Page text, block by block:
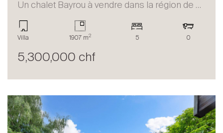
Un chalet Bayrou à vendre dans la région de Villars-sur-Ollon
Villa 1907 m2 5 0
5,300,000 chf